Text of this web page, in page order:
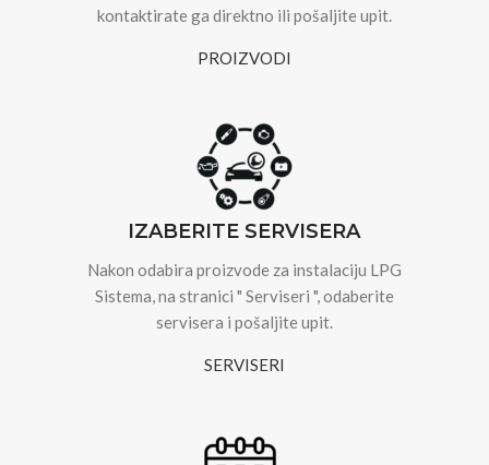
kontaktirate ga direktno ili pošaljite upit.
PROIZVODI
IZABERITE SERVISERA
Nakon odabira proizvode za instalaciju LPG
Sistema, na stranici " Serviseri ", odaberite
servisera i pošaljite upit.
SERVISERI